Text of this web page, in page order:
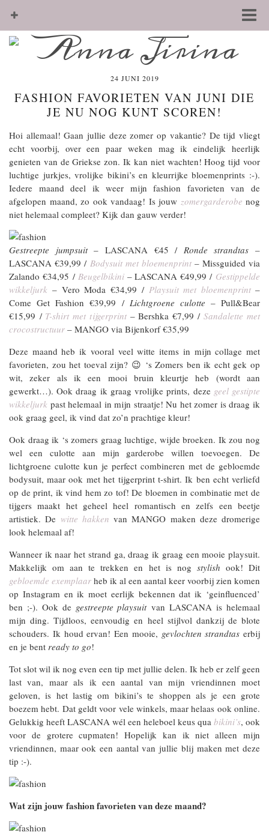
24 JUNI 2019
FASHION FAVORIETEN VAN JUNI DIE
JE NU NOG KUNT SCOREN!
Hoi allemaal! Gaan jullie deze zomer op vakantie? De tijd vliegt
echt voorbij, over een paar weken mag ik eindelijk heerlijk
genieten van de Griekse zon. Ik kan niet wachten! Hoog tijd voor
luchtige jurkjes, vrolijke bikini’s en kleurrijke bloemenprints :-).
Iedere maand deel ik weer mijn fashion favorieten van de
afgelopen maand, zo ook vandaag! Is jouw zomergarderobe nog
niet helemaal compleet? Kijk dan gauw verder!
Gestreepte jumpsuit– LASCANA €45 / Ronde strandtas –
LASCANA €39,99 / Bodysuit met bloemenprint – Missguided via
Zalando €34,95 / Beugelbikini– LASCANA €49,99 / Gestippelde
wikkeljurk – Vero Moda €34,99 / Playsuit met bloemenprint–
Come Get Fashion €39,99 / Lichtgroene culotte – Pull&Bear
€15,99 / T-shirt met tijgerprint– Bershka €7,99 /Sandalette met
crocostructuur – MANGO via Bijenkorf €35,99
Deze maand heb ik vooral veel witte items in mijn collage met
favorieten, zou het toeval zijn? 😉 ‘s Zomers ben ik echt gek op
wit, zeker als ik een mooi bruin kleurtje heb (wordt aan
gewerkt…). Ook draag ik graag vrolijke prints, deze geel gestipte
wikkeljurk past helemaal in mijn straatje! Nu het zomer is draag ik
ook graag geel, ik vind dat zo’n prachtige kleur!
Ook draag ik ‘s zomers graag luchtige, wijde broeken. Ik zou nog
wel een culotte aan mijn garderobe willen toevoegen. De
lichtgroene culotte kun je perfect combineren met de gebloemde
bodysuit, maar ook met het tijgerprint t-shirt. Ik ben echt verliefd
op de print, ik vind hem zo tof! De bloemen in combinatie met de
tijgers maakt het geheel heel romantisch en zelfs een beetje
artistiek. De witte hakken van MANGO maken deze dromerige
look helemaal af!
Wanneer ik naar het strand ga, draag ik graag een mooie playsuit.
Makkelijk om aan te trekken en het is nog stylish ook! Dit
gebloemde exemplaar heb ik al een aantal keer voorbij zien komen
op Instagram en ik moet eerlijk bekennen dat ik ‘geinfluenced’
ben ;-). Ook de gestreepte playsuitvan LASCANA is helemaal
mijn ding. Tijdloos, eenvoudig en heel stijlvol dankzij de blote
schouders. Ik houd ervan! Een mooie, gevlochten strandtas erbij
en je bent ready to go!
Tot slot wil ik nog even een tip met jullie delen. Ik heb er zelf geen
last van, maar als ik een aantal van mijn vriendinnen moet
geloven, is het lastig om bikini’s te shoppen als je een grote
boezem hebt. Dat geldt voor vele winkels, maar helaas ook online.
Gelukkig heeft LASCANA wél een heleboel keus qua bikini’s, ook
voor de grotere cupmaten! Hopelijk kan ik niet alleen mijn
vriendinnen, maar ook een aantal van jullie blij maken met deze
tip :-).
Wat zijn jouw fashion favorieten van deze maand?